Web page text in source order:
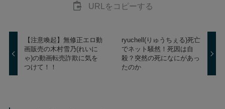
URLをコピーする
【注意喚起】無修正エロ動
画販売の木村雪乃(れいに
ゃ)の動画転売詐欺に気を
つけて！！
ryuchell(りゅうちぇる)死亡
でネット騒然！死因は自
殺？突然の死になにがあっ
たのか